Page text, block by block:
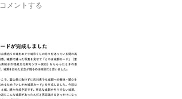
コメントする